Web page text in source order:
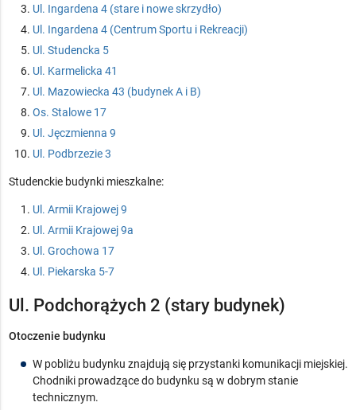
Ul. Ingardena 4 (stare i nowe skrzydło)
Ul. Ingardena 4 (Centrum Sportu i Rekreacji)
Ul. Studencka 5
Ul. Karmelicka 41
Ul. Mazowiecka 43 (budynek A i B)
Os. Stalowe 17
Ul. Jęczmienna 9
Ul. Podbrzezie 3
Studenckie budynki mieszkalne:
Ul. Armii Krajowej 9
Ul. Armii Krajowej 9a
Ul. Grochowa 17
Ul. Piekarska 5-7
Ul. Podchorążych 2 (stary budynek)
Otoczenie budynku
W pobliżu budynku znajdują się przystanki komunikacji miejskiej.
Chodniki prowadzące do budynku są w dobrym stanie
technicznym.